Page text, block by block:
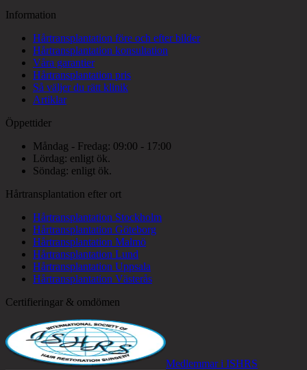
Information
Hårtransplantation före och efter bilder
Hårtransplantation konsultation
Våra garantier
Hårtransplantation pris
Så väljer du rätt klinik
Artiklar
Öppettider
Måndag - Fredag: 09:00 - 17:00
Lördag: enligt ök.
Söndag: enligt ök.
Hårtransplantation efter ort
Hårtransplantation Stockholm
Hårtransplantation Göteborg
Hårtransplantation Malmö
Hårtransplantation Lund
Hårtransplantation Uppsala
Hårtransplantation Västerås
Certifieringar & omdömen
Medlemmar i ISHRS